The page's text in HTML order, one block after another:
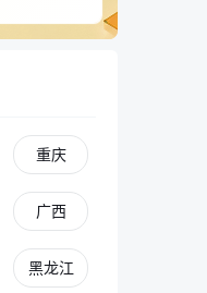
重庆
广西
黑龙江